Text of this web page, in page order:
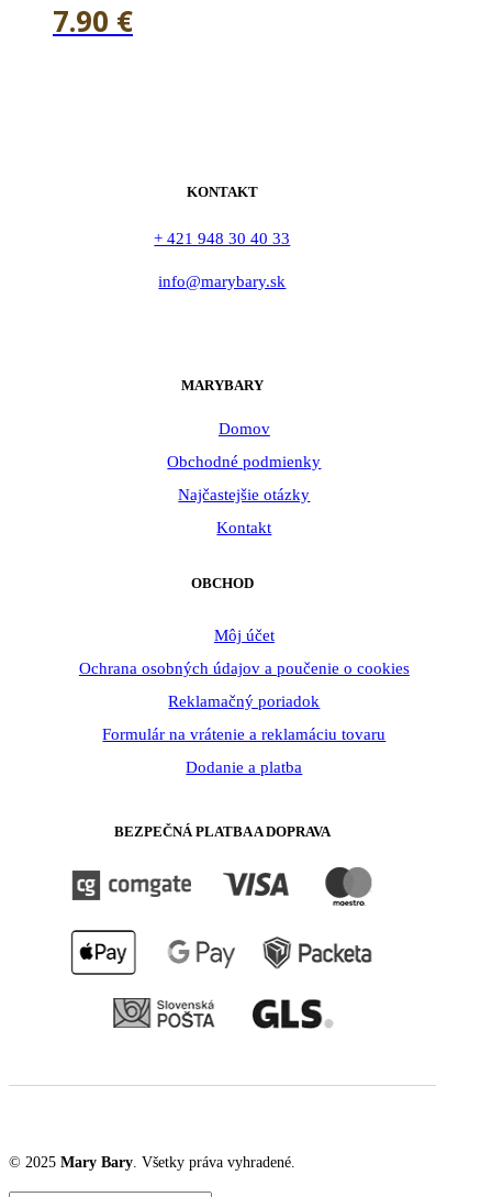
7.90 €
KONTAKT
+ 421 948 30 40 33
info@marybary.sk
MARYBARY
Domov
Obchodné podmienky
Najčastejšie otázky
Kontakt
OBCHOD
Môj účet
Ochrana osobných údajov a poučenie o cookies
Reklamačný poriadok
Formulár na vrátenie a reklamáciu tovaru
Dodanie a platba
BEZPEČNÁ PLATBA A DOPRAVA
© 2025 Mary Bary. Všetky práva vyhradené.